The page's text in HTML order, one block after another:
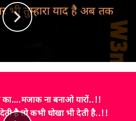
का….मजाक ना बनाओ यारों..!!
है तो कभी धोखा भी देती है..!!